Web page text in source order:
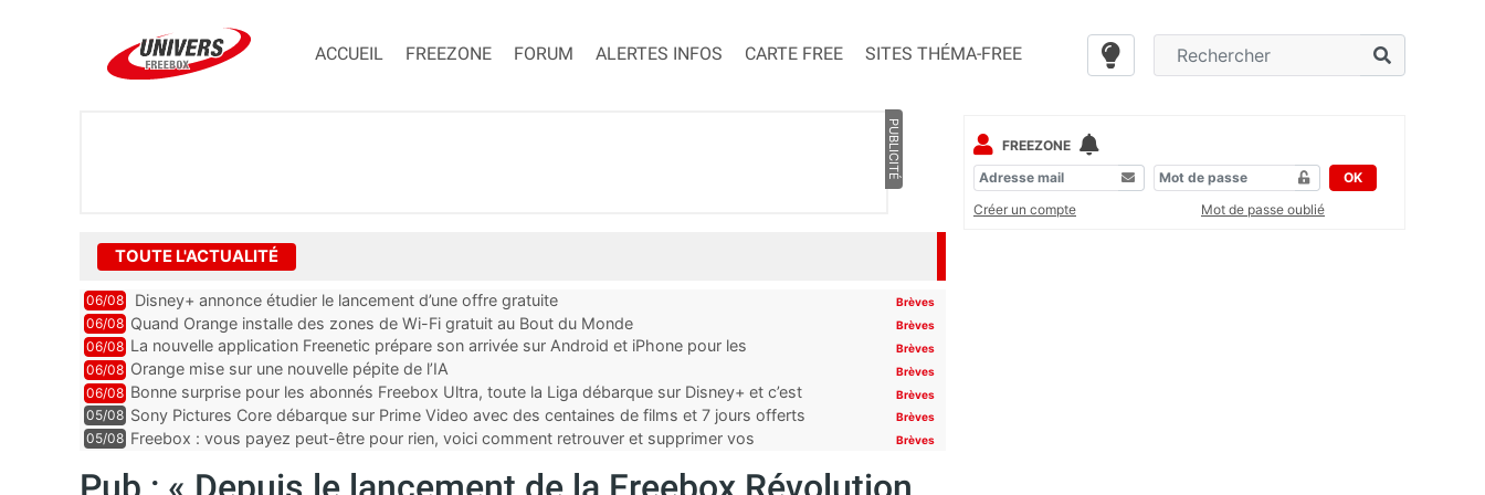
ACCUEIL FREEZONE FORUM ALERTES INFOS CARTE FREE SITES THÉMA-FREE
PUBLICITÉ
TOUTE L'ACTUALITÉ
06/08 Disney+ annonce étudier le lancement d’une offre gratuite Brèves
06/08 Quand Orange installe des zones de Wi-Fi gratuit au Bout du Monde Brèves
06/08 La nouvelle application Freenetic prépare son arrivée sur Android et iPhone pour les
abonnés Freebox, testez la
Brèves
06/08 Orange mise sur une nouvelle pépite de l’IA Brèves
06/08 Bonne surprise pour les abonnés Freebox Ultra, toute la Liga débarque sur Disney+ et c’est
inclus
Brèves
05/08 Sony Pictures Core débarque sur Prime Video avec des centaines de films et 7 jours offerts Brèves
05/08 Freebox : vous payez peut-être pour rien, voici comment retrouver et supprimer vos
Brèves
FREEZONE
OK
Créer un compte
Mot de passe oublié